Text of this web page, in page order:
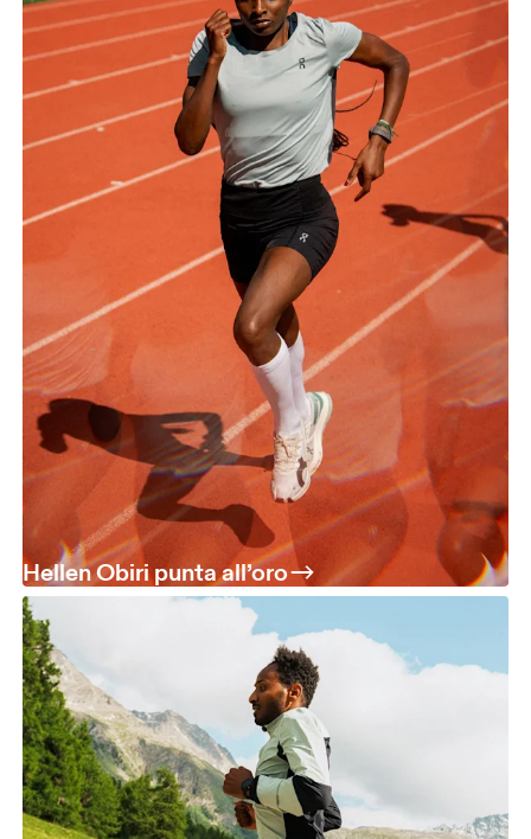
Hellen Obiri punta all’oro